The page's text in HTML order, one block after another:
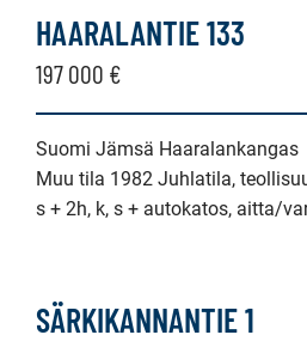
HAARALANTIE 133
197 000 €
Suomi Jämsä Haaralankangas
Muu tila 1982 Juhlatila,
s + 2h, k, s + autokatos, aitta/
SÄRKIKANNANTIE 1